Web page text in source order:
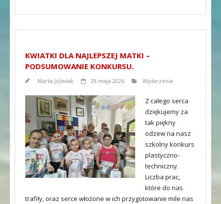
KWIATKI DLA NAJLEPSZEJ MATKI –
PODSUMOWANIE KONKURSU.
Marta Jóźwiak 29 maja 2026 Wydarzenia
Z całego serca
dziękujemy za
tak piękny
odzew na nasz
szkolny konkurs
plastyczno-
techniczny.
Liczba prac,
które do nas
trafiły, oraz serce włożone w ich przygotowanie mile nas